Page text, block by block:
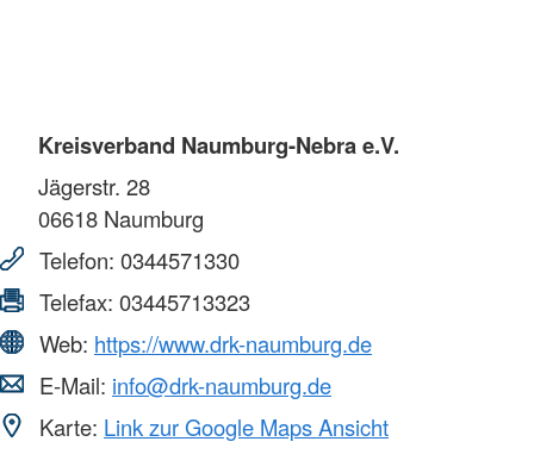
Kreisverband Naumburg-Nebra e.V.
Jägerstr. 28
06618 Naumburg
Telefon: 0344571330
Telefax: 03445713323
Web: https://www.drk-naumburg.de
E-Mail: info@drk-naumburg.de
Karte: Link zur Google Maps Ansicht